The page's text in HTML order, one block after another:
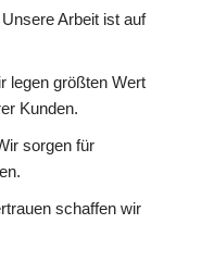
Unsere Arbeit ist auf
legen größten Wert
Kunden.
sorgen für
schaffen wir